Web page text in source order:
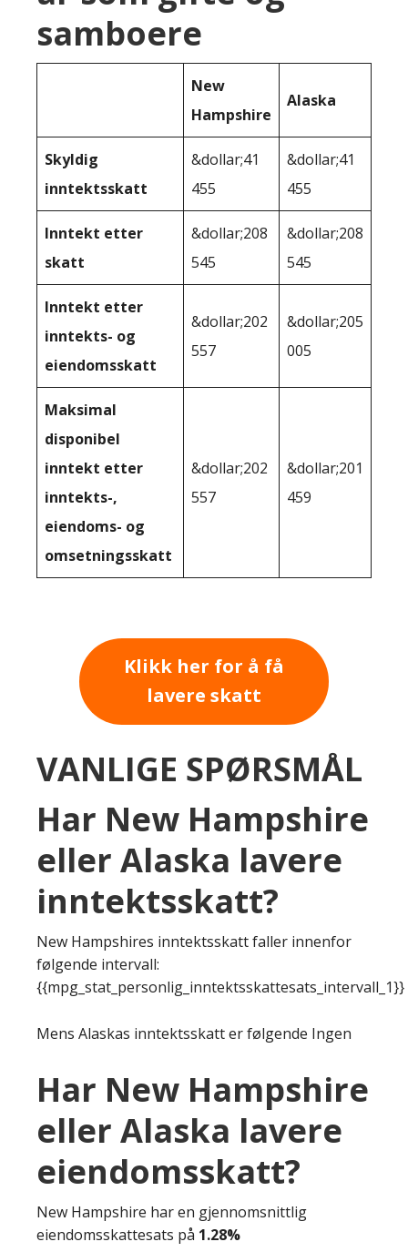
samboere
New
Hampshire
Alaska
Skyldig
inntektsskatt
&dollar;41
455
&dollar;41
455
Inntekt etter
skatt
&dollar;208
545
&dollar;208
545
Inntekt etter
inntekts- og
eiendomsskatt
&dollar;202
557
&dollar;205
005
Maksimal
disponibel
inntekt etter
inntekts-,
eiendoms- og
omsetningsskatt
&dollar;202
557
&dollar;201
459
Klikk her for å få
lavere skatt
VANLIGE SPØRSMÅL
Har New Hampshire
eller Alaska lavere
inntektsskatt?
New Hampshires inntektsskatt faller innenfor
følgende intervall:
{{mpg_stat_personlig_inntektsskattesats_intervall_1}}
Mens Alaskas inntektsskatt er følgende Ingen
Har New Hampshire
eller Alaska lavere
eiendomsskatt?
New Hampshire har en gjennomsnittlig
eiendomsskattesats på 1.28%